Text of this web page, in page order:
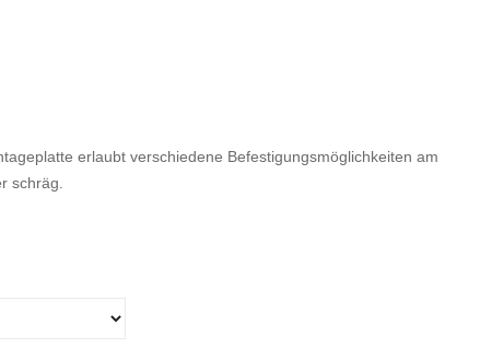
erlaubt verschiedene Befestigungsmöglichkeiten am
schräg.